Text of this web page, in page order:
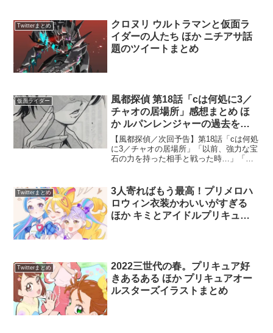
09:30:01...
Twitterまとめ
クロヌリ ウルトラマンと仮面ラ
イダーの人たち ほか ニチアサ話
題のツイートまとめ
仮面ライダー
風都探偵 第18話「cは何処に3／
チャオの居場所」感想まとめ ほ
か ルパンレンジャーの過去を見
て照井竜とウェザードーパントの
因縁を思い出す人たち
【風都探偵／次回予告】第18話「cは何処
に3／チャオの居場所」「以前、強力な宝
石の力を持った相手と戦った時…」「マ
街…」2月19日月曜日発売、スピリッツ12
号掲載。これで決ま...
Twitterまとめ
3人寄ればもう最高！プリメロハ
ロウィン衣装かわいいがすぎる
ほか キミとアイドルプリキュア♪
Twitterまとめ
2022三世代の春。プリキュア好
きあるある ほか プリキュアオー
ルスターズイラストまとめ